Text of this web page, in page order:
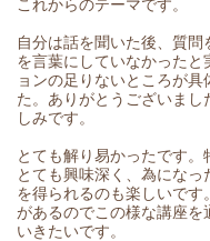
これからのテーマです。
自分は話を聞いた後、質
を言葉にしていなかった
ョンの足りないところが
た。ありがとうございま
しみです。
とても解り易かったです
とても興味深く、為にな
を得られるのも楽しいです
があるのでこの様な講座を
いきたいです。